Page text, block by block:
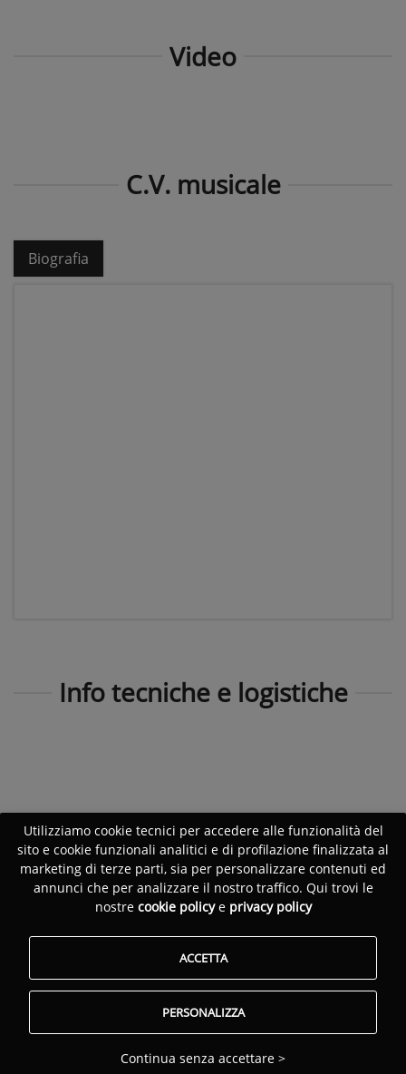
Video
C.V. musicale
Biografia
Info tecniche e logistiche
Utilizziamo cookie tecnici per accedere alle funzionalità del
sito e cookie funzionali analitici e di profilazione finalizzata al
marketing di terze parti, sia per personalizzare contenuti ed
annunci che per analizzare il nostro traffico. Qui trovi le
nostre cookie policye privacy policy
ACCETTA
PERSONALIZZA
Continua senza accettare >